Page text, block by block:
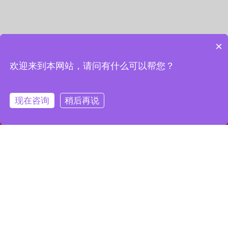
联系我们
×
欢迎来到本网站，请问有什么可以帮您？
现在咨询 稍后再说